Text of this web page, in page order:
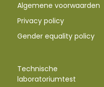
Algemene voorwaarden
Privacy policy
Gender equality policy
Technische
laboratoriumtest